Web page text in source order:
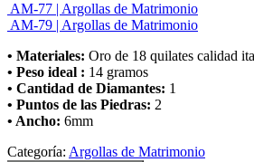
AM-77 | Argollas de Matrimonio
AM-79 | Argollas de Matrimonio
• Materiales: Oro de 18 quilates calidad
• Peso ideal : 14 gramos
• Cantidad de Diamantes: 1
• Puntos de las Piedras: 2
• Ancho: 6mm
Categoría: Argollas de Matrimonio